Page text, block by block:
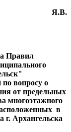
Я.В.
Правил
по вопросу о
от предельных
многоэтажного
в
г. Архангельска